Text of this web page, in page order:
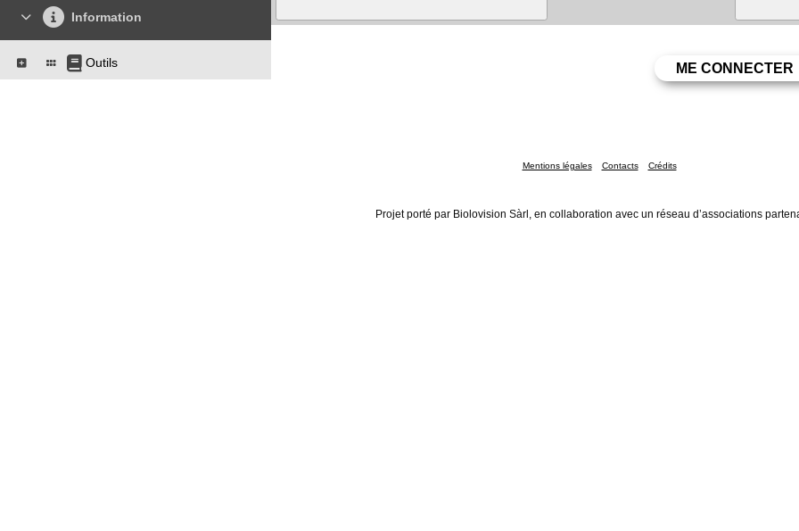
Information
Outils
Mentions légales Contacts Crédits
Projet porté par Biolovision Sàrl, en collaboration avec un réseau d’associations